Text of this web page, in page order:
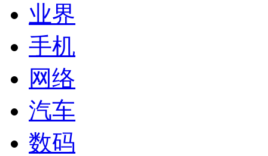
业界
手机
网络
汽车
数码